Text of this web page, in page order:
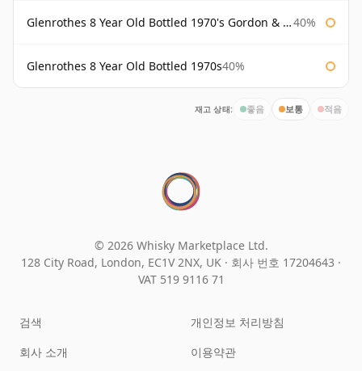
Glenrothes 8 Year Old Bottled 1970's Gordon & Macphail 40%
Glenrothes 8 Year Old Bottled 1970s40%
재고 상태: 좋음 보통 적음
© 2026 Whisky Marketplace Ltd.
128 City Road, London, EC1V 2NX, UK · 회사 번호 17204643 ·
VAT 519 9116 71
검색
회사 소개
개인정보 처리방침
이용약관